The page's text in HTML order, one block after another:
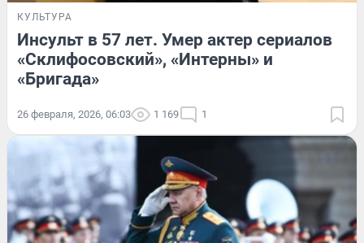
КУЛЬТУРА
Инсульт в 57 лет. Умер актер сериалов
«Склифосовский», «Интерны» и
«Бригада»
26 февраля, 2026, 06:03 1 169 1